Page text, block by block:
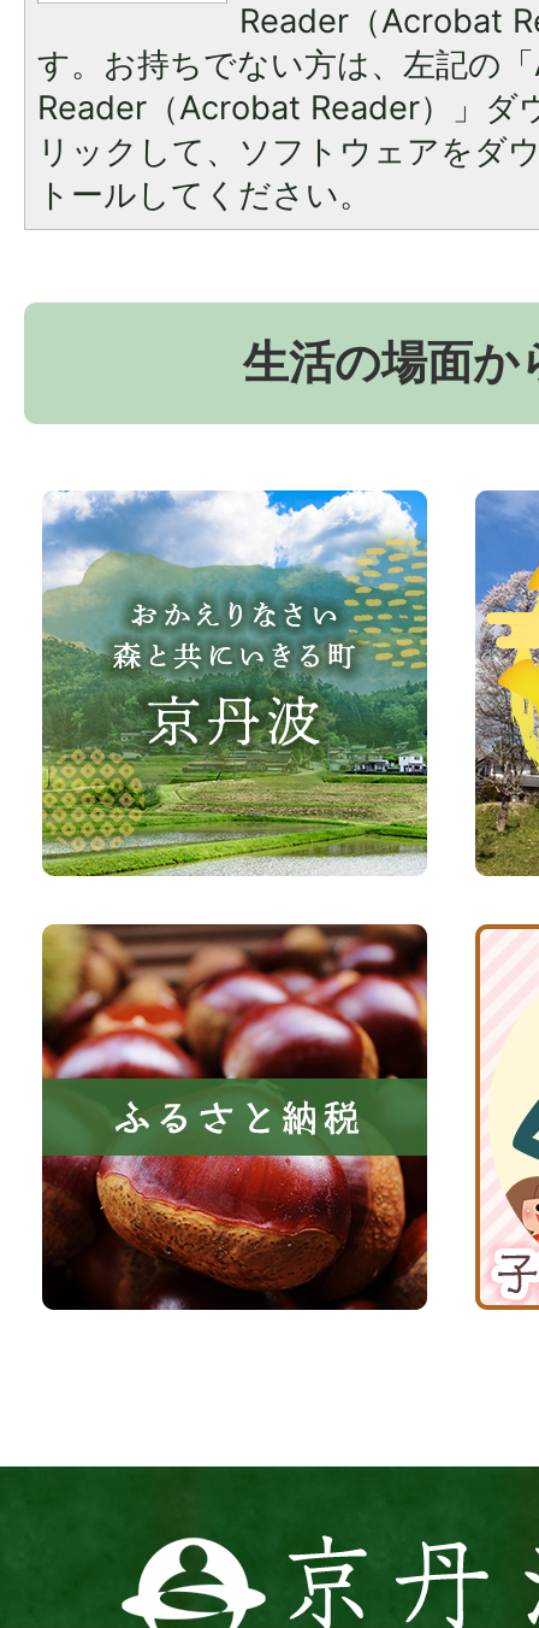
Reader（Acrobat
す。お持ちでない方は、左記の
Reader（Acrobat Reader）」ダ
リックして、ソフトウェアをダ
トールしてください。
生活の場面か
お
か
え
り
な
さ
い、
森
共
に
い
き
町
京
京
波
町
観
光
サ
イ
ふ
る
さ
と
税
京
波
子
育
て
応
援
丹